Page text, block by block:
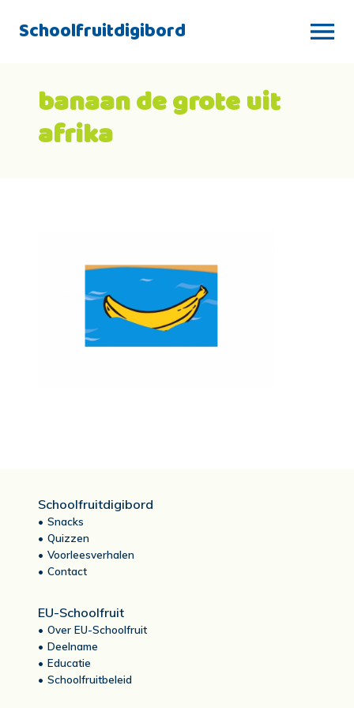
Schoolfruitdigibord
banaan de grote uit
afrika
Schoolfruitdigibord
Snacks
Quizzen
Voorleesverhalen
Contact
EU-Schoolfruit
Over EU-Schoolfruit
Deelname
Educatie
Schoolfruitbeleid